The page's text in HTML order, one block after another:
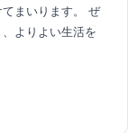
まいります。 ぜ
よりよい生活を